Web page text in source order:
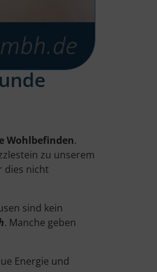
Wohlbefinden.
zu unserem
dies nicht
sind kein
. Manche geben
Energie und